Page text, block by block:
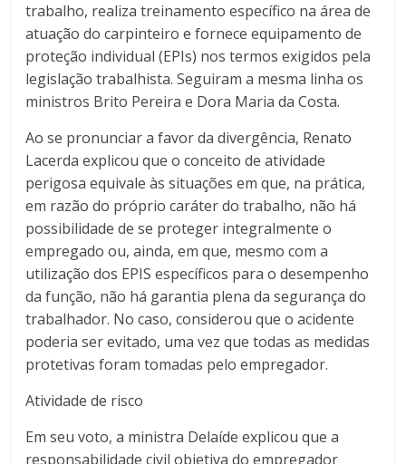
trabalho, realiza treinamento específico na área de
atuação do carpinteiro e fornece equipamento de
proteção individual (EPIs) nos termos exigidos pela
legislação trabalhista. Seguiram a mesma linha os
ministros Brito Pereira e Dora Maria da Costa.
Ao se pronunciar a favor da divergência, Renato
Lacerda explicou que o conceito de atividade
perigosa equivale às situações em que, na prática,
em razão do próprio caráter do trabalho, não há
possibilidade de se proteger integralmente o
empregado ou, ainda, em que, mesmo com a
utilização dos EPIS específicos para o desempenho
da função, não há garantia plena da segurança do
trabalhador. No caso, considerou que o acidente
poderia ser evitado, uma vez que todas as medidas
protetivas foram tomadas pelo empregador.
Atividade de risco
Em seu voto, a ministra Delaíde explicou que a
responsabilidade civil objetiva do empregador